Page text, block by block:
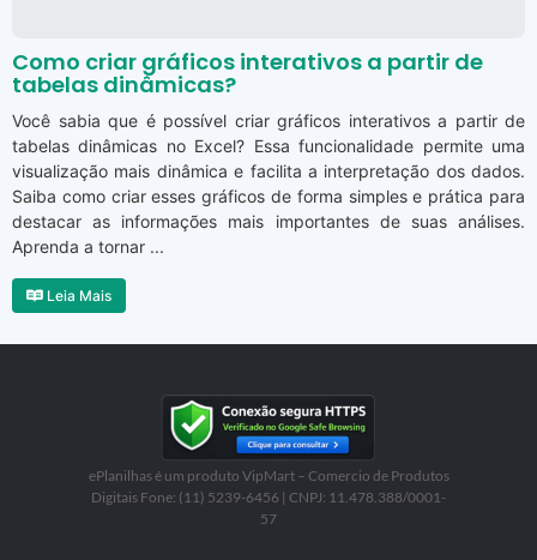
Como criar gráficos interativos a partir de
tabelas dinâmicas?
Você sabia que é possível criar gráficos interativos a partir de
tabelas dinâmicas no Excel? Essa funcionalidade permite uma
visualização mais dinâmica e facilita a interpretação dos dados.
Saiba como criar esses gráficos de forma simples e prática para
destacar as informações mais importantes de suas análises.
Aprenda a tornar ...
Leia Mais
ePlanilhas é um produto VipMart – Comercio de Produtos
Digitais Fone: (11) 5239-6456 | CNPJ: 11.478.388/0001-
57